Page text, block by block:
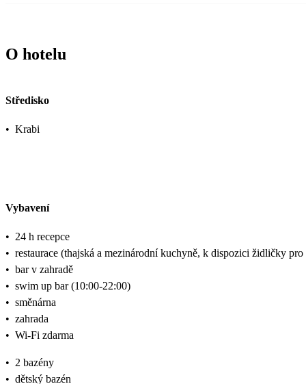
O hotelu
Středisko
• Krabi
Vybavení
• 24 h recepce
• restaurace (thajská a mezinárodní kuchyně, k dispozici židličky pro
• bar v zahradě
• swim up bar (10:00-22:00)
• směnárna
• zahrada
• Wi-Fi zdarma
• 2 bazény
• dětský bazén